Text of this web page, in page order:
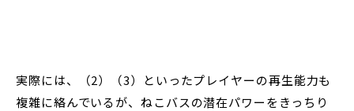
実際には、（2）（3）といったプレイヤーの再生能力も
複雑に絡んでいるが、ねこバスの潜在パワーをきっちり